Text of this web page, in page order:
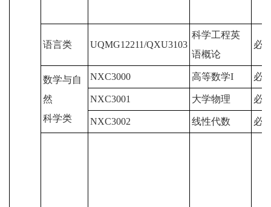
语言类 UQMG12211/QXU3103
科学工程英
语概论
必
数学与自
然
科学类
NXC3000 高等数学I 必
NXC3001 大学物理 必
NXC3002 线性代数 必